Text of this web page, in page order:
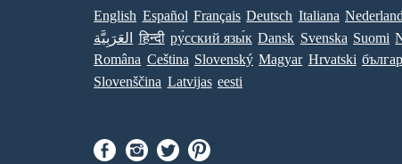
English Español Français Deutsch Italiana
العَرَبِيَّة
हिन्दी ру́сский язы́к Dansk Svenska Suomi
Româna Ceština Slovenský Magyar Hrvatski
Slovenščina Latvijas eesti